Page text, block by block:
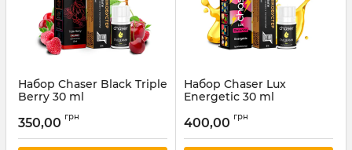
Набор Chaser Black Triple
Berry 30 ml
350,00 грн
Набор Chaser Lux
Energetic 30 ml
400,00 грн